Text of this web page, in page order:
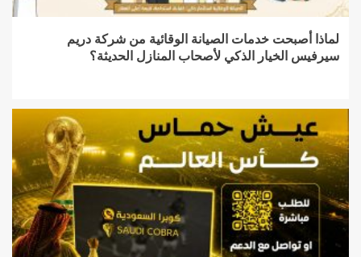
لماذا أصبحت خدمات الصيانة الوقائية من شركة دريم
سيرفيس الخيار الذكي لأصحاب المنازل الحديثة؟